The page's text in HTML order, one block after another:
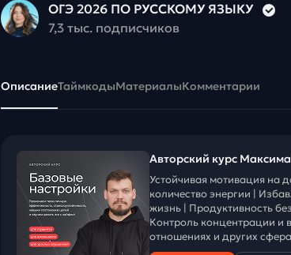
ОГЭ 2026 ПО РУССКОМУ ЯЗЫКУ
7,3 тыс. подписчиков
ОписаниеТаймкодыМатериалыКомментарии
Авторский курс
Устойчивая мотивация на
количество энергии |
жизнь | Продуктивность
Контроль концентрации и
отношениях и других